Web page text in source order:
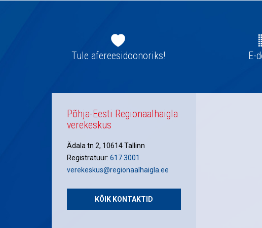
navigatsioonTule afereesidoonoriks! E-
Põhja-Eesti Regionaalhaigla
verekeskus
Ädala tn 2, 10614 Tallinn
Registratuur: 617 3001
verekeskus@regionaalhaigla.ee
KÕIK KONTAKTID